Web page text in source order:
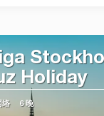
Holiday
络 6 晚